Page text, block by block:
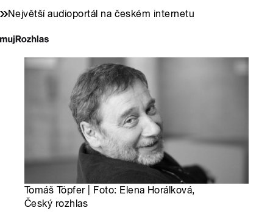
Největší audioportál na českém internetu
Tomáš Töpfer | Foto: Elena Horálková,
Český rozhlas